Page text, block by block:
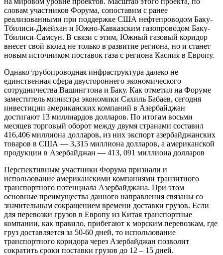
словам участников Форума, сопоставим с ранее
реализованными при поддержке США нефтепроводом Баку-
Тбилиси-Джейхан и Южно-Кавказским газопроводом Баку-
Тбилиси-Самсун. В связи с этим, Южный газовый коридор
внесет свой вклад не только в развитие региона, но и станет
новым источником поставок газа с региона Каспия в Европу.
Однако трубопроводная инфраструктура далеко не
единственная сфера двустороннего экономического
сотрудничества Вашингтона и Баку. Как отметил на Форуме
заместитель министра экономики Сахиль Бабаев, сегодня
инвестиции американских компаний в Азербайджан
достигают 13 миллиардов долларов. По итогам восьми
месяцев торговый оборот между двумя странами составил
416,406 миллиона долларов, из них экспорт азербайджанских
товаров в США — 3,315 миллиона долларов, а американской
продукции в Азербайджан — 413, 091 миллиона долларов
Перспективным участники Форума признали и
использование американскими компаниями транзитного
транспортного потенциала Азербайджана. При этом
основные преимущества данного направления связаны со
значительным сокращением времени доставки грузов. Если
для перевозки грузов в Европу из Китая транспортные
компании, как правило, прибегают к морским перевозкам, где
груз доставляется за 50-60 дней, то использование
транспортного коридора через Азербайджан позволит
сократить сроки поставки грузов до 12 – 15 дней.